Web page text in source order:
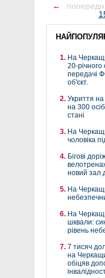
←
На
20-річного
передачі
об'єкт.
Укриття
на 300
стані
На
чоловіка
Бігові
новий зал
На
На
шквали:
рівень
7 тисяч
на
обіцяв